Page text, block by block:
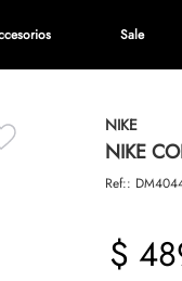
Sale
NIKE
NIKE
Ref::
$